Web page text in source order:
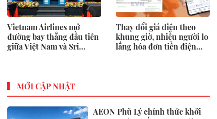
Vietnam Airlines mở
đường bay thẳng đầu tiên
giữa Việt Nam và Sri
Thay đổi giá điện theo
khung giờ, nhiều người lo
lắng hóa đơn tiền điện
MỚI CẬP NHẬT
AEON Phủ Lý chính thức khởi